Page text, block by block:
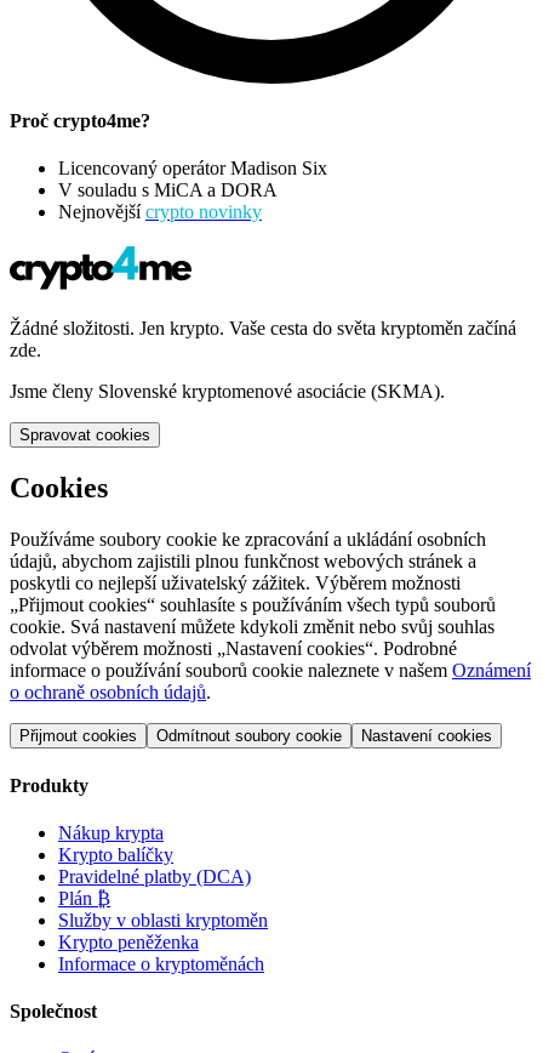
Proč crypto4me?
Licencovaný operátor Madison Six
V souladu s MiCA a DORA
Nejnovějšícrypto novinky
Žádné složitosti. Jen krypto. Vaše cesta do světa kryptoměn začíná
zde.
Jsme členy Slovenské kryptomenové asociácie (SKMA).
Spravovat cookies
Cookies
Používáme soubory cookie ke zpracování a ukládání osobních
údajů, abychom zajistili plnou funkčnost webových stránek a
poskytli co nejlepší uživatelský zážitek. Výběrem možnosti
„Přijmout cookies“ souhlasíte s používáním všech typů souborů
cookie. Svá nastavení můžete kdykoli změnit nebo svůj souhlas
odvolat výběrem možnosti „Nastavení cookies“. Podrobné
informace o používání souborů cookie naleznete v našem Oznámení
o ochraně osobních údajů.
Přijmout cookies Odmítnout soubory cookie Nastavení cookies
Produkty
Nákup krypta
Krypto balíčky
Pravidelné platby (DCA)
Plán ₿
Služby v oblasti kryptoměn
Krypto peněženka
Informace o kryptoměnách
Společnost